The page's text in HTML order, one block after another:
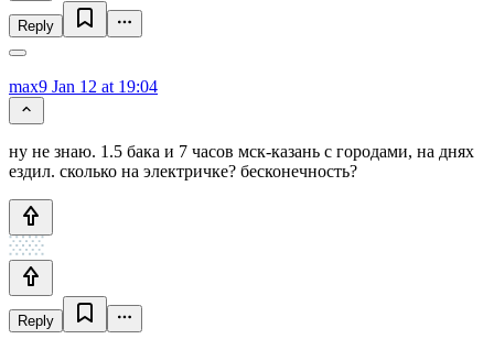
Reply
max9 Jan 12 at 19:04
ну не знаю. 1.5 бака и 7 часов мск-казань с городами, на днях
ездил. сколько на электричке? бесконечность?
Reply